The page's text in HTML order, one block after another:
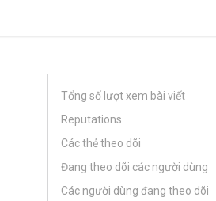
Tổng số lượt xem bài viết
Reputations
Các thẻ theo dõi
Đang theo dõi các người dùng
Các người dùng đang theo dõi